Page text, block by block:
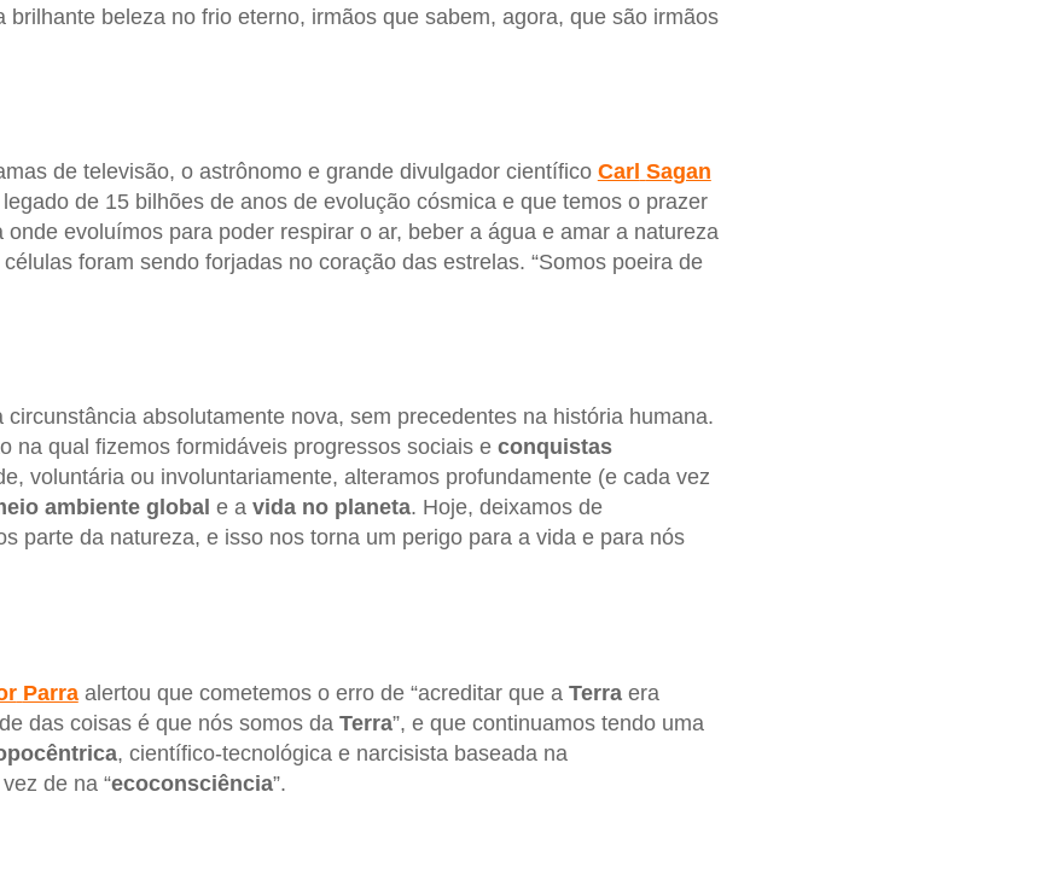
brilhante beleza no frio eterno, irmãos que sabem, agora, que são irmãos
de televisão, o astrônomo e grande divulgador científico Carl Sagan
de 15 bilhões de anos de evolução cósmica e que temos o prazer
evoluímos para poder respirar o ar, beber a água e amar a natureza
foram sendo forjadas no coração das estrelas. “Somos poeira de
circunstância absolutamente nova, sem precedentes na história humana.
na qual fizemos formidáveis progressos sociais e conquistas
voluntária ou involuntariamente, alteramos profundamente (e cada vez
ambiente global e a vida no planeta. Hoje, deixamos de
parte da natureza, e isso nos torna um perigo para a vida e para nós
Parraalertou que cometemos o erro de “acreditar que a Terraera
das coisas é que nós somos da Terra”, e que continuamos tendo uma
, científico-tecnológica e narcisista baseada na
de na “ecoconsciência”.